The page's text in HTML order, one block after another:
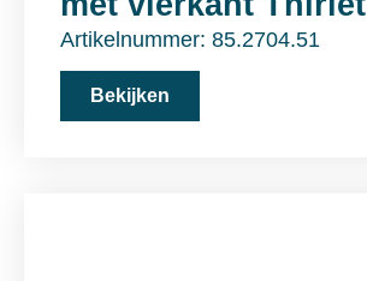
Artikelnummer: 85.2704.51
Bekijken